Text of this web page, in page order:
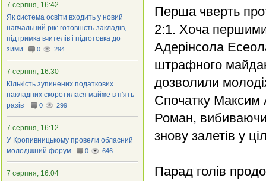
Перша чверть
2:1. Хоча
Адерінсола
штрафного
дозволили
Спочатку Максим
Роман, вибиваючи
знову залетів у
Парад голів
7 серпня, 16:42
Як система освіти входить у новий
навчальний рік: готовність закладів,
підтримка вчителів і підготовка до
зими
0 294
7 серпня, 16:30
Кількість зупинених податкових
накладних скоротилася майже в п'ять
разів
0 299
7 серпня, 16:12
У Кропивницькому провели обласний
молодіжний форум
0 646
7 серпня, 16:04